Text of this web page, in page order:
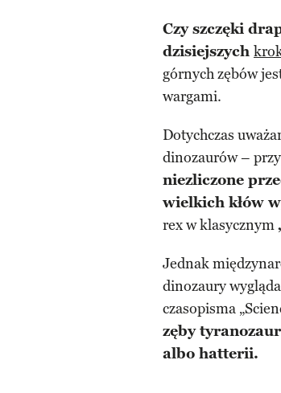
Czy szczęki
dzisiejszych
górnych zębów
wargami.
Dotychczas
dinozaurów –
niezliczone
wielkich kłów
rex w klasycznym
Jednak
dinozaury
czasopisma
zęby
albo hatterii.